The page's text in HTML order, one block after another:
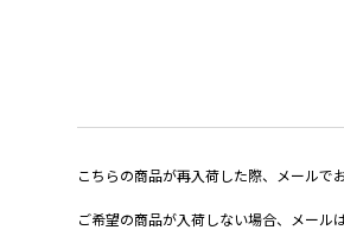
こちらの商品が再入荷した際、メールで
ご希望の商品が入荷しない場合、メール